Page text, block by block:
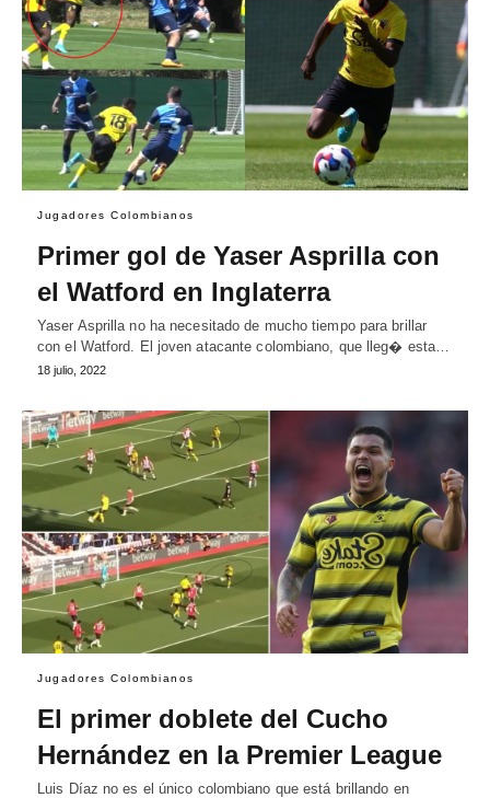
Jugadores Colombianos
Primer gol de Yaser Asprilla con
el Watford en Inglaterra
Yaser Asprilla no ha necesitado de mucho tiempo para brillar
con el Watford. El joven atacante colombiano, que lleg� esta…
18 julio, 2022
Jugadores Colombianos
El primer doblete del Cucho
Hernández en la Premier League
Luis Díaz no es el único colombiano que está brillando en